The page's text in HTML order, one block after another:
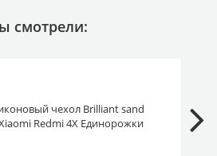
смотрели:
чехол Brilliant sand
Redmi 4X Единорожки